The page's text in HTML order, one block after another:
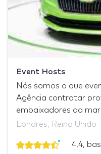
Event Hosts
Nós somos o que
Agência contratar
embaixadores da
Londres, Reino Unido
4,4,